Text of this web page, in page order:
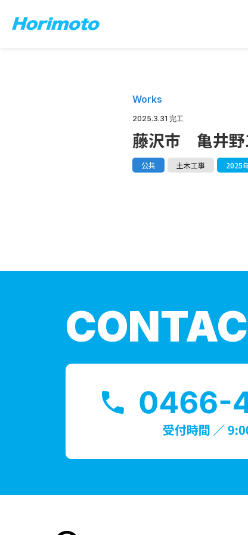
Works
2025.3.31 完工
藤沢市 亀井野
公共 土木工事 2025